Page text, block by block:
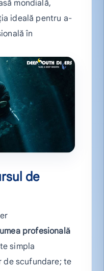
mondială,
ideală pentru a-
în
de
profesională
simpla
scufundare; te